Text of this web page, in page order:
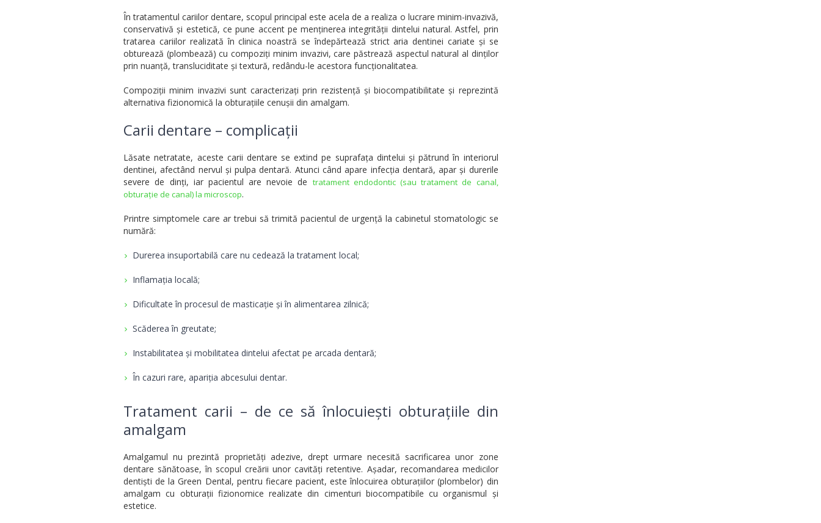
În tratamentul cariilor dentare, scopul principal este acela de a realiza o lucrare minim-invazivă,
conservativă și estetică, ce pune accent pe menținerea integrității dintelui natural. Astfel, prin
tratarea cariilor realizată în clinica noastră se îndepărtează strict aria dentinei cariate și se
obturează (plombează) cu compoziți minim invazivi, care păstrează aspectul natural al dinților
prin nuanță, transluciditate și textură, redându-le acestora funcționalitatea.
Compoziții minim invazivi sunt caracterizați prin rezistență și biocompatibilitate și reprezintă
alternativa fizionomică la obturațiile cenușii din amalgam.
Carii dentare – complicații
Lăsate netratate, aceste carii dentare se extind pe suprafața dintelui și pătrund în interiorul
dentinei, afectând nervul și pulpa dentară. Atunci când apare infecția dentară, apar și durerile
severe de dinți, iar pacientul are nevoie de tratament endodontic (sau tratament de canal,
obturație de canal) la microscop.
Printre simptomele care ar trebui să trimită pacientul de urgență la cabinetul stomatologic se
numără:
Durerea insuportabilă care nu cedează la tratament local;
Inflamația locală;
Dificultate în procesul de masticație și în alimentarea zilnică;
Scăderea în greutate;
Instabilitatea și mobilitatea dintelui afectat pe arcada dentară;
În cazuri rare, apariția abcesului dentar.
Tratament carii – de ce să înlocuiești obturațiile din
amalgam
Amalgamul nu prezintă proprietăți adezive, drept urmare necesită sacrificarea unor zone
dentare sănătoase, în scopul creării unor cavități retentive. Așadar, recomandarea medicilor
dentiști de la Green Dental, pentru fiecare pacient, este înlocuirea obturațiilor (plombelor) din
amalgam cu obturații fizionomice realizate din cimenturi biocompatibile cu organismul și
estetice.